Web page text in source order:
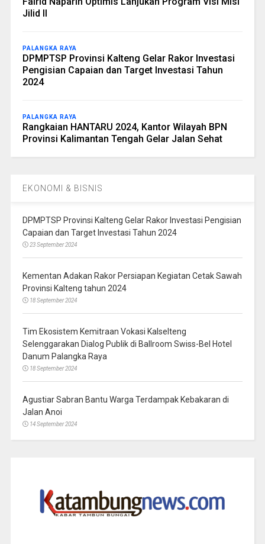
Jilid II
PALANGKA RAYA
DPMPTSP Provinsi Kalteng Gelar Rakor Investasi
Pengisian Capaian dan Target Investasi Tahun
2024
PALANGKA RAYA
Rangkaian HANTARU 2024, Kantor Wilayah BPN
Provinsi Kalimantan Tengah Gelar Jalan Sehat
EKONOMI & BISNIS
DPMPTSP Provinsi Kalteng Gelar Rakor Investasi Pengisian
Capaian dan Target Investasi Tahun 2024
23 September 2024
Kementan Adakan Rakor Persiapan Kegiatan Cetak Sawah
Provinsi Kalteng tahun 2024
18 September 2024
Tim Ekosistem Kemitraan Vokasi Kalselteng
Selenggarakan Dialog Publik di Ballroom Swiss-Bel Hotel
Danum Palangka Raya
18 September 2024
Agustiar Sabran Bantu Warga Terdampak Kebakaran di
Jalan Anoi
14 September 2024